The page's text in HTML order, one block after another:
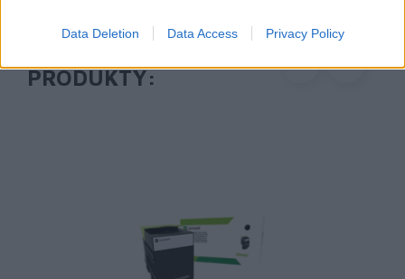
Data Deletion Data Access Privacy Policy
PRODUKTY: